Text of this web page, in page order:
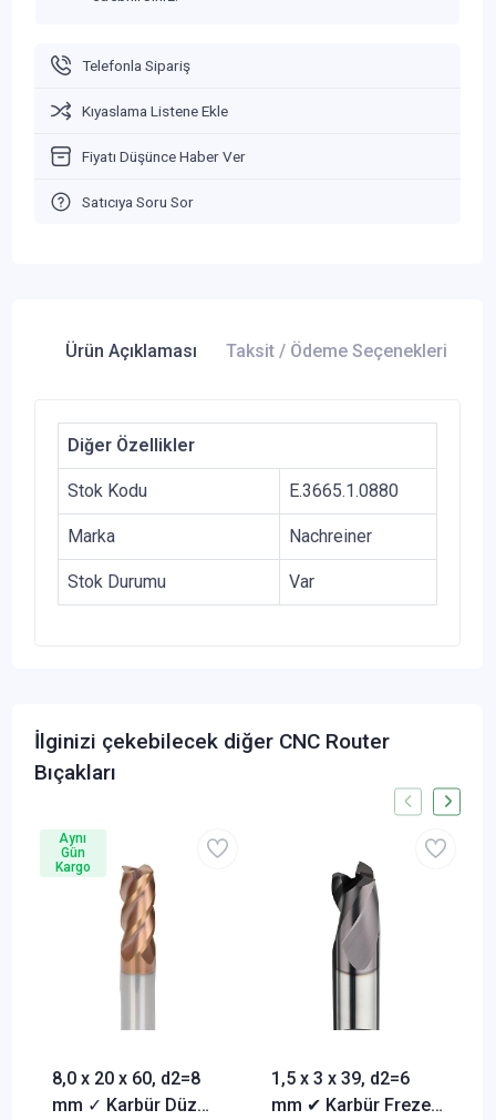
Telefonla Sipariş
Kıyaslama Listene Ekle
Fiyatı Düşünce Haber Ver
Satıcıya Soru Sor
Ürün Açıklaması Taksit / Ödeme Seçenekleri
Diğer Özellikler
Stok Kodu E.3665.1.0880
Marka Nachreiner
Stok Durumu Var
İlginizi çekebilecek diğer CNC Router
Bıçakları
8,0 x 20 x 60, d2=8
mm ✓ Karbür Düz
Aynı
Gün
Kargo
1,5 x 3 x 39, d2=6
mm ✔ Karbür Freze